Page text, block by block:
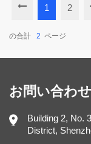
1 2
の合計 2 ページ
お問い合わせ
Building 2, No.
District,